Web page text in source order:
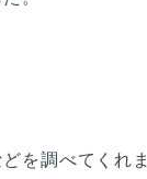
を調べてくれま